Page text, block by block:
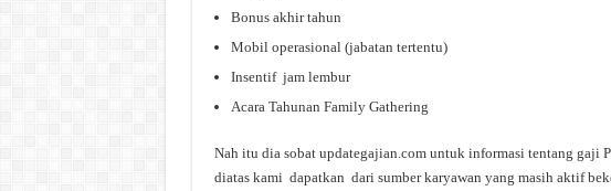
Bonus akhir tahun
Mobil operasional (jabatan tertentu)
Insentif jam lembur
Acara Tahunan Family Gathering
Nah itu dia sobat updategajian.com untuk informasi tentang gaji
diatas kami dapatkan dari sumber karyawan yang masih aktif